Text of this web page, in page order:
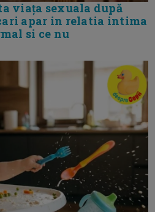
viața sexuala după
apar in relatia intima
si ce nu